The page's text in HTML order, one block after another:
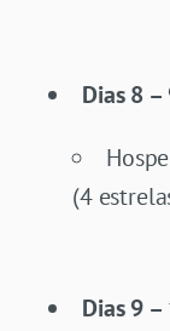
Dias 8 –
(4
Dias 9 –